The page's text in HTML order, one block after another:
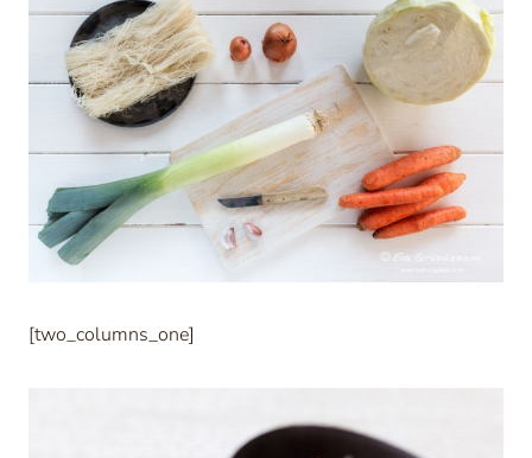
[two_columns_one]